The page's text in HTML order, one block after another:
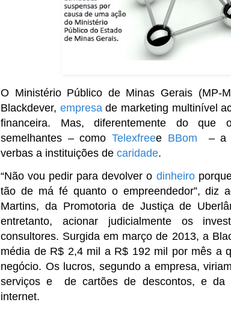
O Ministério Público de Minas Gerais (MP-
Blackdever, empresade marketing multinível
financeira. Mas, diferentemente do que
semelhantes – como Telexfreee BBom – a
verbas a instituições de caridade.
“Não vou pedir para devolver o dinheiro
tão de má fé quanto o empreendedor”, diz
Martins, da Promotoria de Justiça de
entretanto, acionar judicialmente os
consultores. Surgida em março de 2013, a
média de R$ 2,4 mil a R$ 192 mil por mês a
negócio. Os lucros, segundo a empresa,
serviços e de cartões de descontos, e da
internet.